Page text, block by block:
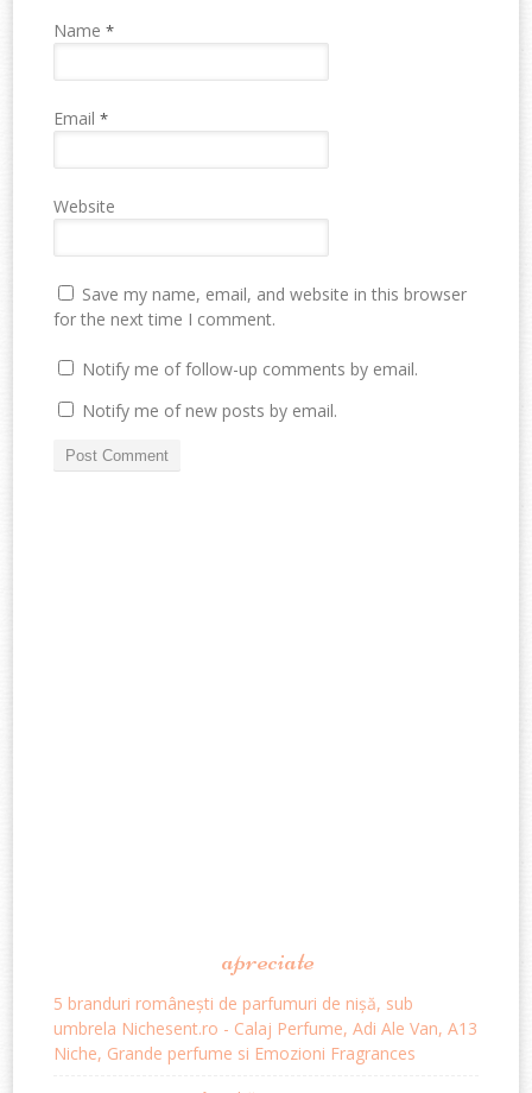
Name*
Email*
Website
Save my name, email, and website in this browser
for the next time I comment.
Notify me of follow-up comments by email.
Notify me of new posts by email.
apreciate
5 branduri românești de parfumuri de nișă, sub
umbrela Nichesent.ro - Calaj Perfume, Adi Ale Van, A13
Niche, Grande perfume si Emozioni Fragrances